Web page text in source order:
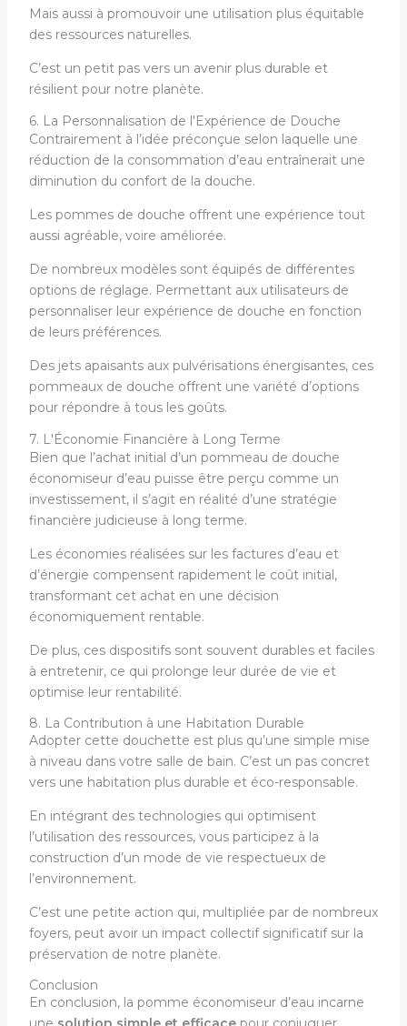
Mais aussi à promouvoir une utilisation plus équitable
des ressources naturelles.
C’est un petit pas vers un avenir plus durable et
résilient pour notre planète.
6. La Personnalisation de l'Expérience de Douche
Contrairement à l’idée préconçue selon laquelle une
réduction de la consommation d’eau entraînerait une
diminution du confort de la douche.
Les pommes de douche offrent une expérience tout
aussi agréable, voire améliorée.
De nombreux modèles sont équipés de différentes
options de réglage. Permettant aux utilisateurs de
personnaliser leur expérience de douche en fonction
de leurs préférences.
Des jets apaisants aux pulvérisations énergisantes, ces
pommeaux de douche offrent une variété d’options
pour répondre à tous les goûts.
7. L'Économie Financière à Long Terme
Bien que l’achat initial d’un pommeau de douche
économiseur d’eau puisse être perçu comme un
investissement, il s’agit en réalité d’une stratégie
financière judicieuse à long terme.
Les économies réalisées sur les factures d’eau et
d’énergie compensent rapidement le coût initial,
transformant cet achat en une décision
économiquement rentable.
De plus, ces dispositifs sont souvent durables et faciles
à entretenir, ce qui prolonge leur durée de vie et
optimise leur rentabilité.
8. La Contribution à une Habitation Durable
Adopter cette douchette est plus qu’une simple mise
à niveau dans votre salle de bain. C’est un pas concret
vers une habitation plus durable et éco-responsable.
En intégrant des technologies qui optimisent
l’utilisation des ressources, vous participez à la
construction d’un mode de vie respectueux de
l’environnement.
C’est une petite action qui, multipliée par de nombreux
foyers, peut avoir un impact collectif significatif sur la
préservation de notre planète.
Conclusion
En conclusion, la pomme économiseur d’eau incarne